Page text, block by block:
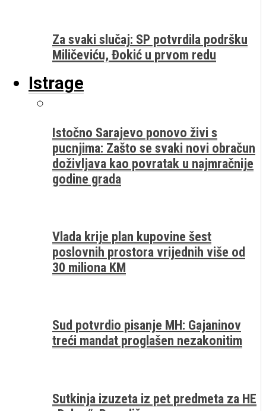
Za svaki slučaj: SP potvrdila podršku
Miličeviću, Đokić u prvom redu
Istrage
Istočno Sarajevo ponovo živi s
pucnjima: Zašto se svaki novi obračun
doživljava kao povratak u najmračnije
godine grada
Vlada krije plan kupovine šest
poslovnih prostora vrijednih više od
30 miliona KM
Sud potvrdio pisanje MH: Gajaninov
treći mandat proglašen nezakonitim
Sutkinja izuzeta iz pet predmeta za HE